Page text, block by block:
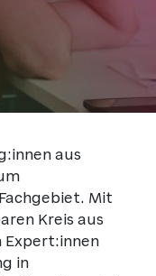
aus
Mit
Kreis aus
Expert:innen
in